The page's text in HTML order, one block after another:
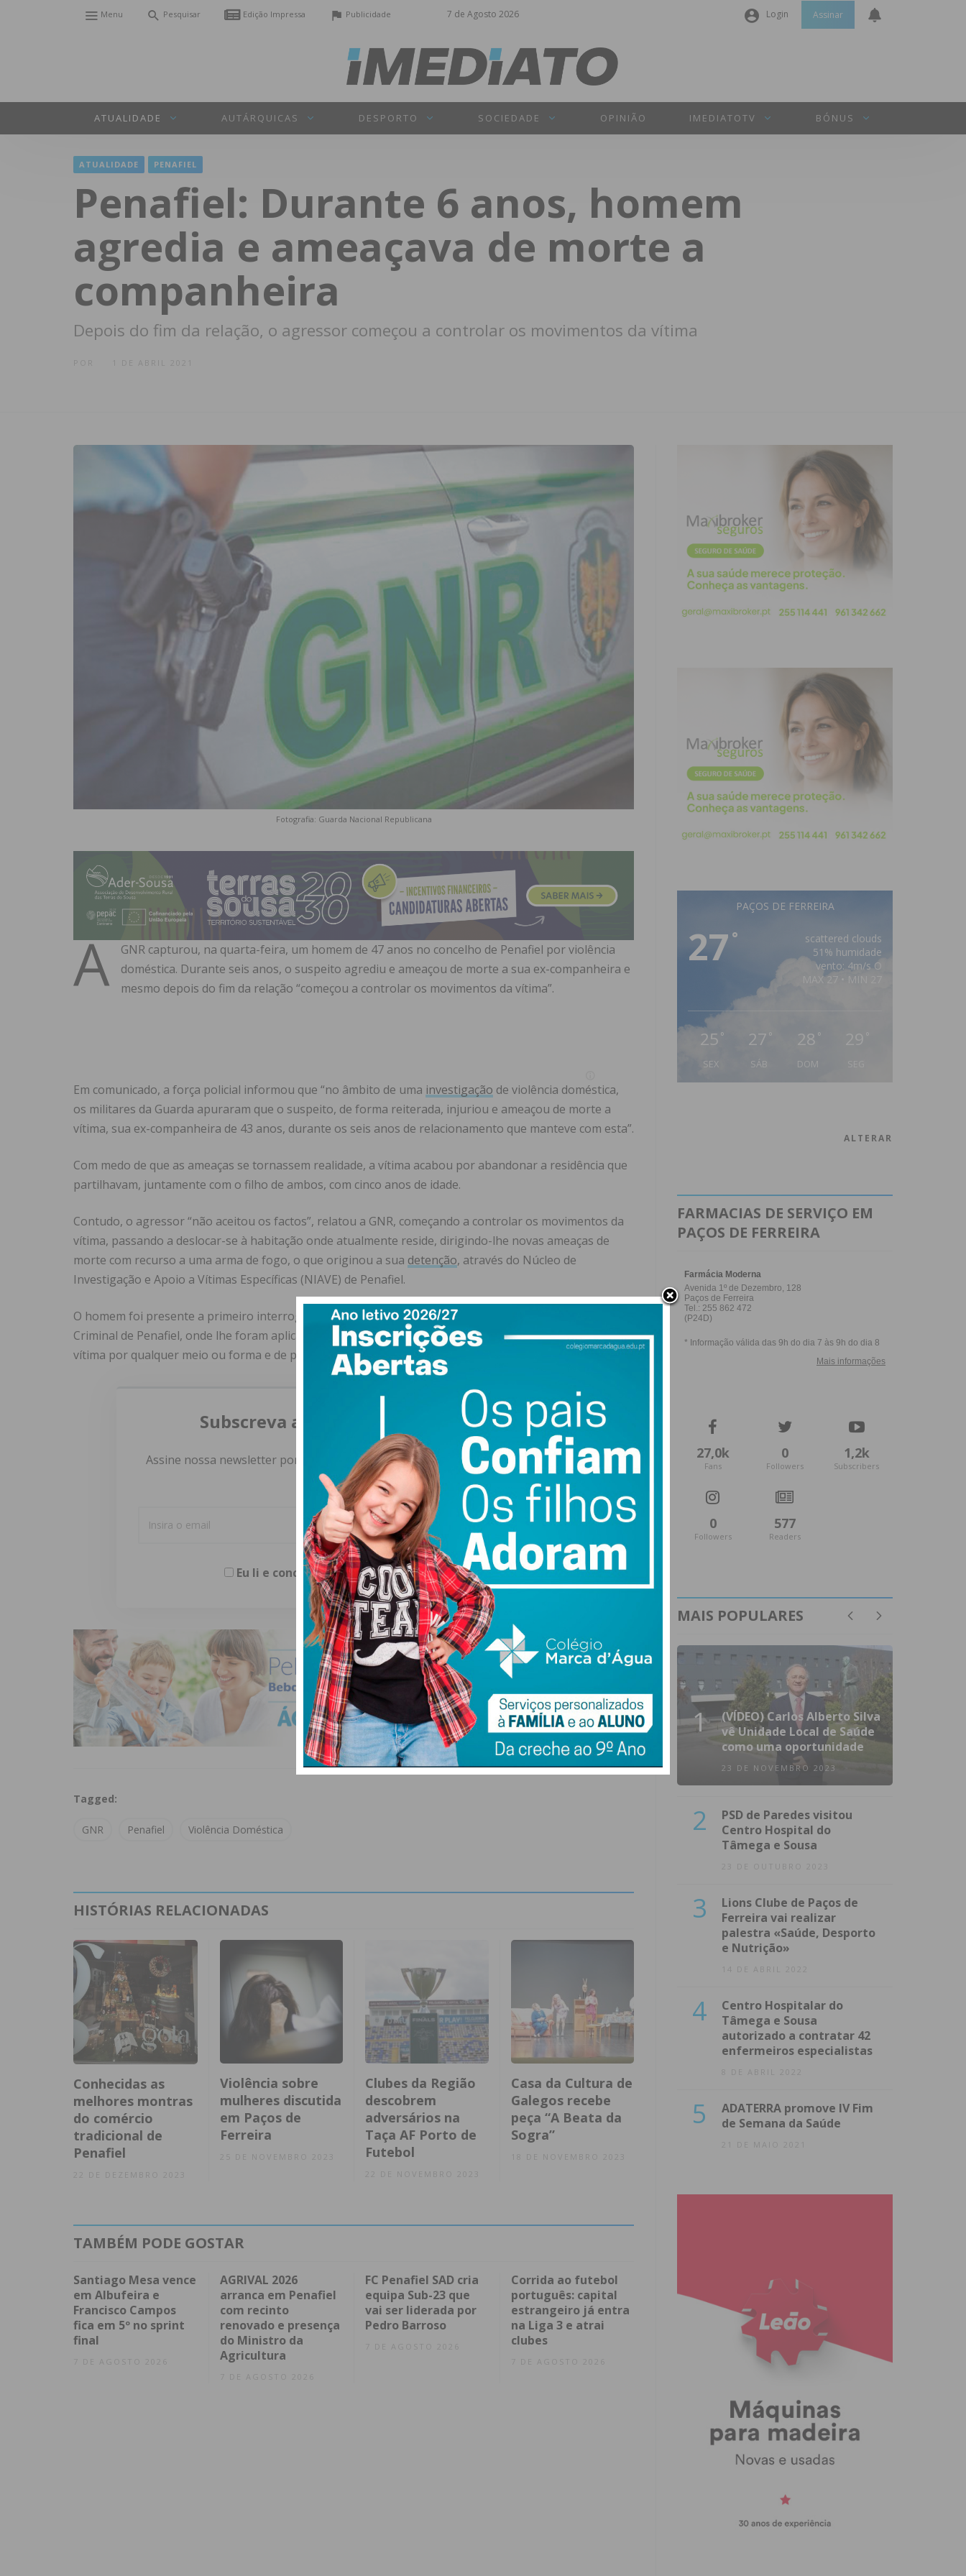
7 de Agosto 2026
Menu Pesquisar Edição Impressa Publicidade Login
Senha
Assinar
ATUALIDADE AUTÁRQUICAS DESPORTO SOCIEDADE OPINIÃO IMEDIATOTV BÓNUS
ATUALIDADE PENAFIEL
Penafiel: Durante 6 anos, homem
agredia e ameaçava de morte a
companheira
Depois do fim da relação, o agressor começou a controlar os movimentos da vítima
1 DE ABRIL 2021
Fotografia: Guarda Nacional Republicana
A
GNR capturou, na quarta-feira, um homem de 47 anos no concelho de Penafiel por violência
doméstica. Durante seis anos, o suspeito agrediu e ameaçou de morte a sua ex-companheira e
mesmo depois do fim da relação “começou a controlar os movimentos da vítima”.
Em comunicado, a força policial informou que “no âmbito de uma investigação de violência doméstica,
os militares da Guarda apuraram que o suspeito, de forma reiterada, injuriou e ameaçou de morte a
vítima, sua ex-companheira de 43 anos, durante os seis anos de relacionamento que manteve com esta”.
Com medo de que as ameaças se tornassem realidade, a vítima acabou por abandonar a residência que
partilhavam, juntamente com o filho de ambos, com cinco anos de idade.
Contudo, o agressor “não aceitou os factos”, relatou a GNR, começando a controlar os movimentos da
vítima, passando a deslocar-se à habitação onde atualmente reside, dirigindo-lhe novas ameaças de
morte com recurso a uma arma de fogo, o que originou a sua detenção, através do Núcleo de
Investigação e Apoio a Vítimas Específicas (NIAVE) de Penafiel.
O homem foi presente a primeiro interrogatório judicial esta quinta-feira no Tribunal de Instrução
Criminal de Penafiel, onde lhe foram aplicadas as medidas de coação de proibição de contactar com a
vítima por qualquer meio ou forma e de permanecer ou frequentar a habitação da mesma.
Subscreva a newsletter do Imediato
Assine nossa newsletter por e-mail e obtenha de forma regular a informação
atualizada.
Eu li e concordo com ostermos e condições
Tagged:
GNR Penafiel Violência Doméstica
HISTÓRIAS RELACIONADAS
Conhecidas as
melhores montras
do comércio
tradicional de
Penafiel
Violência sobre
mulheres discutida
em Paços de
Ferreira
Clubes da Região
descobrem
adversários na
Taça AF Porto de
Futebol
Casa da Cultura de
Galegos recebe
peça “A Beata da
Sogra”
TAMBÉM PODE GOSTAR
Santiago Mesa vence
em Albufeira e
Francisco Campos
fica em 5º no sprint
final
7 DE AGOSTO 2026
AGRIVAL 2026
arranca em Penafiel
com recinto
renovado e presença
do Ministro da
Agricultura
7 DE AGOSTO 2026
FC Penafiel SAD cria
equipa Sub-23 que
vai ser liderada por
Pedro Barroso
7 DE AGOSTO 2026
Corrida ao futebol
português: capital
estrangeiro já entra
na Liga 3 e atrai
clubes
7 DE AGOSTO 2026
PAÇOS DE FERREIRA
27 °
scattered clouds
51% humidade
vento: 4m/s O
MAX 27 • MIN 27
25 °
SEX
27 °
SÁB
28 °
DOM
29 °
ALTERAR
FARMACIAS DE SERVIÇO EM
PAÇOS DE FERREIRA
27,0k
Fans
0
Followers
1,2k
Subscribers
0
Followers
577
Readers
MAIS POPULARES
1
(VÍDEO) Carlos Alberto Silva
vê Unidade Local de Saúde
como uma oportunidade
23 DE NOVEMBRO 2023
2
PSD de Paredes visitou
Centro Hospital do
Tâmega e Sousa
23 DE OUTUBRO 2023
3
Lions Clube de Paços de
Ferreira vai realizar
palestra «Saúde, Desporto
e Nutrição»
14 DE ABRIL 2022
4
Centro Hospitalar do
Tâmega e Sousa
autorizado a contratar 42
enfermeiros especialistas
8 DE ABRIL 2022
5
ADATERRA promove IV Fim
de Semana da Saúde
21 DE MAIO 2021